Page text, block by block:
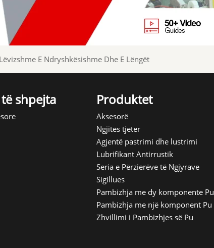
E Ndryshkësishme Dhe E Lëngët
shpejta Produktet
Zhvillimi i Pambizhjes së Pu
Pambizhja me një komponent Pu
Pambizhja me dy komponente Pu
Sigillues
Seria e Përzierëve të Ngjyrave
Lubrifikant Antirrustik
Agjentë pastrimi dhe lustrimi
Ngjitës tjetër
Aksesorë